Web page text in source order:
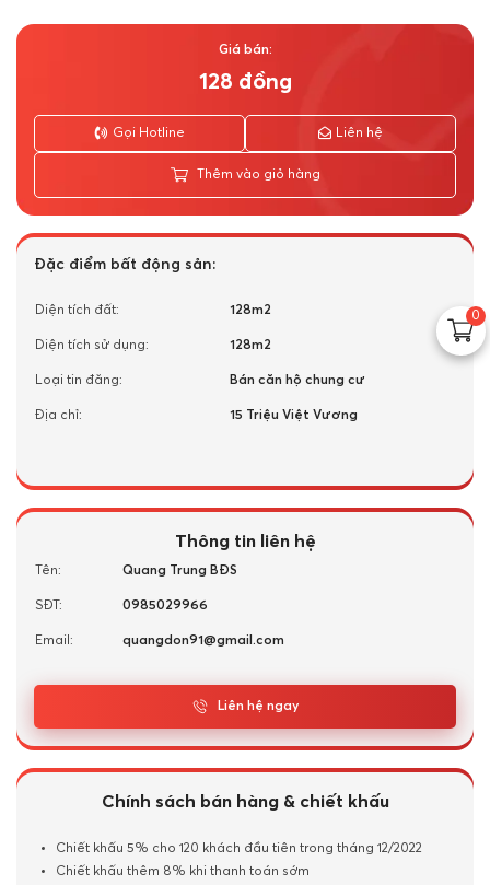
0
Giá bán:
128 đồng
Gọi Hotline Liên hệ
Thêm vào giỏ hàng
Đặc điểm bất động sản:
Diện tích đất: 128m2
Diện tích sử dụng: 128m2
Loại tin đăng: Bán căn hộ chung cư
Địa chỉ: 15 Triệu Việt Vương
Thông tin liên hệ
Tên: Quang Trung BĐS
SĐT: 0985029966
Email: quangdon91@gmail.com
Liên hệ ngay
Chính sách bán hàng & chiết khấu
Chiết khấu 5% cho 120 khách đầu tiên trong tháng 12/2022
Chiết khấu thêm 8% khi thanh toán sớm